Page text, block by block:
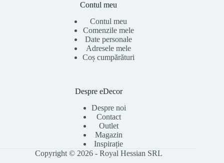
Contul meu
Contul meu
Comenzile mele
Date personale
Adresele mele
Coș cumpărături
Despre eDecor
Despre noi
Contact
Outlet
Magazin
Inspirație
Copyright © 2026 - Royal Hessian SRL